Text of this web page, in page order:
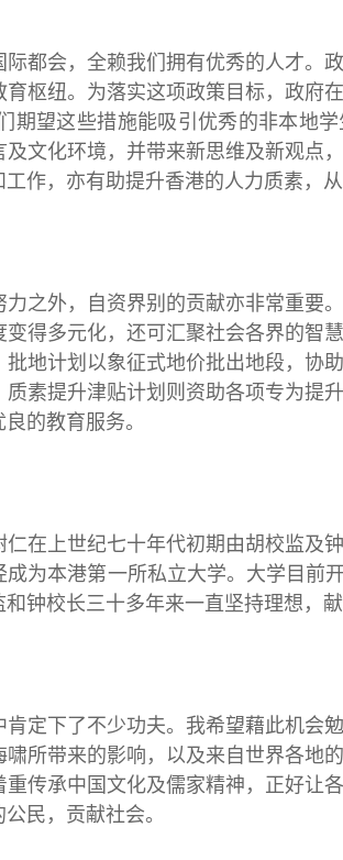
都会，全赖我们拥有优秀的人才。
枢纽。为落实这项政策目标，政府
望这些措施能吸引优秀的非本地
文化环境，并带来新思维及新观点
作，亦有助提升香港的人力质素，
之外，自资界别的贡献亦非常重要
得多元化，还可汇聚社会各界的智
地计划以象征式地价批出地段，协
素提升津贴计划则资助各项专为提
的教育服务。
在上世纪七十年代初期由胡校监及
为本港第一所私立大学。大学目前
钟校长三十多年来一直坚持理想，
定下了不少功夫。我希望藉此机会
所带来的影响，以及来自世界各地
传承中国文化及儒家精神，正好让
民，贡献社会。